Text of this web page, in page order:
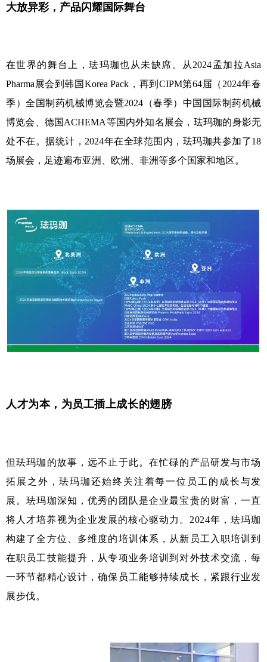
大放异彩，产品闪耀国际舞台
在世界的舞台上，珐玛珈也从未缺席。从2024孟加拉Asia
Pharma展会到韩国Korea Pack，再到CIPM第64届（2024年春
季）全国制药机械博览会暨2024（春季）中国国际制药机械
博览会、德国ACHEMA等国内外知名展会，珐玛珈的身影无
处不在。据统计，2024年在全球范围内，珐玛珈共参加了18
场展会，足迹遍布亚洲、欧洲、非洲等多个国家和地区。
人才为本，为员工插上成长的翅膀
但珐玛珈的故事，远不止于此。在忙碌的产品研发与市场
拓展之外，珐玛珈还始终关注着每一位员工的成长与发
展。珐玛珈深知，优秀的团队是企业最宝贵的财富，一直
将人才培养视为企业发展的核心驱动力。2024年，珐玛珈
构建了全方位、多维度的培训体系，从新员工入职培训到
在职员工技能提升，从专项业务培训到对外技术交流，每
一环节都精心设计，确保员工能够持续成长，紧跟行业发
展步伐。